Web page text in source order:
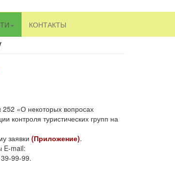
КОНТАКТЫ
252 «О некоторых вопросах
контроля туристических групп на
заявки (Приложение).
E-mail:
99-99.